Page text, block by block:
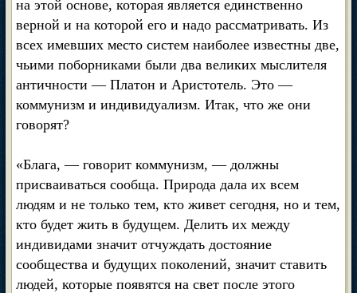
на этой основе, которая является единственно
верной и на которой его и надо рассматривать. Из
всех имевших место систем наиболее известны две,
чьими поборниками были два великих мыслителя
античности — Платон и Аристотель. Это —
коммунизм и индивидуализм. Итак, что же они
говорят?
«Блага, — говорит коммунизм, — должны
присваиваться сообща. Природа дала их всем
людям и не только тем, кто живет сегодня, но и тем,
кто будет жить в будущем. Делить их между
индивидами значит отчуждать достояние
сообщества и будущих поколений, значит ставить
людей, которые появятся на свет после этого